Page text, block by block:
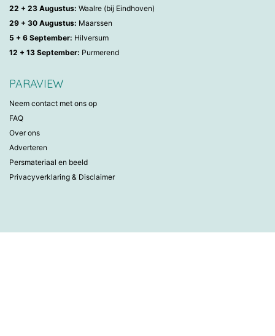
22 + 23 Augustus: Waalre (bij Eindhoven)
29 + 30 Augustus: Maarssen
5 + 6 September: Hilversum
12 + 13 September: Purmerend
PARAVIEW
Neem contact met ons op
FAQ
Over ons
Adverteren
Persmateriaal en beeld
Privacyverklaring & Disclaimer